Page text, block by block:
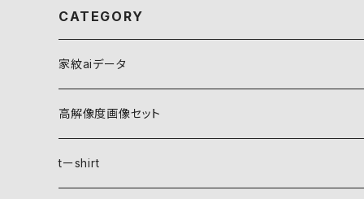
CATEGORY
家紋aiデータ
自然紋
稲妻
植物紋
高解像度画像セット
自然紋
tーshirt